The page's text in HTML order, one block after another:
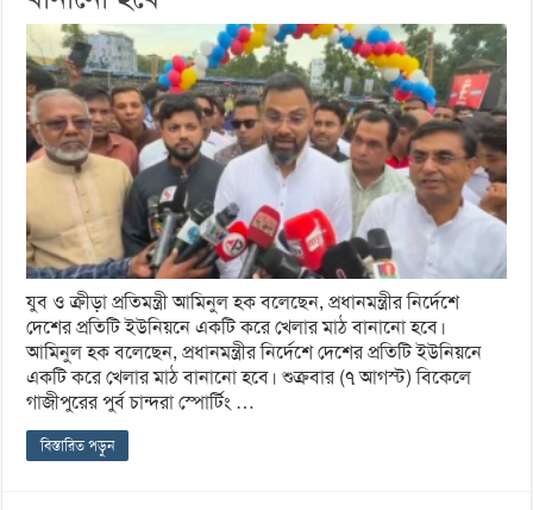
যুব ও ক্রীড়া প্রতিমন্ত্রী আমিনুল হক বলেছেন, প্রধানমন্ত্রীর নির্দেশে
দেশের প্রতিটি ইউনিয়নে একটি করে খেলার মাঠ বানানো হবে।
আমিনুল হক বলেছেন, প্রধানমন্ত্রীর নির্দেশে দেশের প্রতিটি ইউনিয়নে
একটি করে খেলার মাঠ বানানো হবে। শুক্রবার (৭ আগস্ট) বিকেলে
গাজীপুরের পুর্ব চান্দরা স্পোর্টিং …
বিস্তারিত পড়ুন